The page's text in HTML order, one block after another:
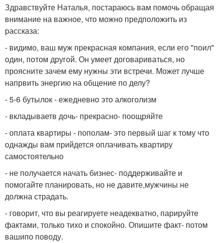
Здравствуйте Наталья, постараюсь вам помочь обращая
внимание на важное, что можно предположить из
рассказа:
- видимо, ваш муж прекрасная компания, если его "поил"
один, потом другой. Он умеет договариваться, но
проясните зачем ему нужны эти встречи. Может лучше
напрвить энергию на общение по делу?
- 5-6 бутылок - ежедневно это алкоголизм
- вкладываетв дочь- прекрасно- поощряйте
- оплата квартиры - пополам- это первый шаг к тому что
однажды вам прийдется оплачивать квартиру
самостоятельно
- не получается начать бизнес- поддерживайте и
помогайте планировать, но не давите,мужчины не
должна страдать.
- говорит, что вы реагируете неадекватно, парируйте
фактами, только тихо и спокойно. Опишите факт- потом
вашипо поводу.